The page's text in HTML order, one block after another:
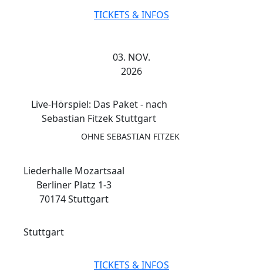
TICKETS & INFOS
03. NOV.
2026
Live-Hörspiel: Das Paket - nach
Sebastian Fitzek Stuttgart
OHNE SEBASTIAN FITZEK
Liederhalle Mozartsaal
Berliner Platz 1-3
70174 Stuttgart
Stuttgart
TICKETS & INFOS